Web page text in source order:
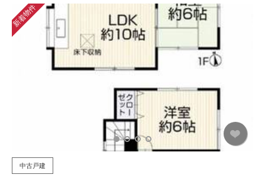
新着物件
中古戸建